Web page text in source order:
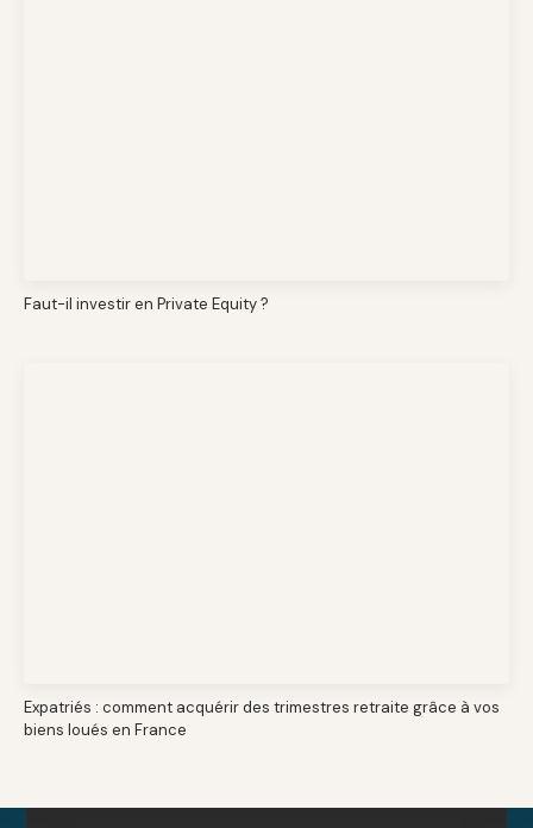
Faut-il investir en Private Equity ?
Expatriés : comment acquérir des trimestres retraite grâce à vos
biens loués en France